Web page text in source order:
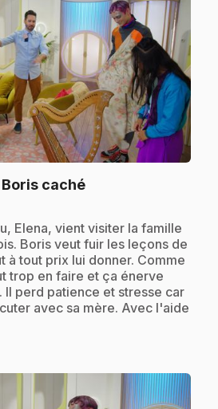
caché.
Elena, vient visiter la famille
Boris veut fuir les leçons de
à tout prix lui donner. Comme
trop en faire et ça énerve
Il perd patience et stresse car
avec sa mère. Avec l'aide